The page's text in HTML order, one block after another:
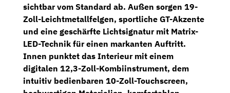
sichtbar vom Standard ab. Außen sorgen 19-
Zoll-Leichtmetallfelgen, sportliche GT-Akzente
und eine geschärfte Lichtsignatur mit Matrix-
LED-Technik für einen markanten Auftritt.
Innen punktet das Interieur mit einem
digitalen 12,3-Zoll-Kombiinstrument, dem
intuitiv bedienbaren 10-Zoll-Touchscreen,